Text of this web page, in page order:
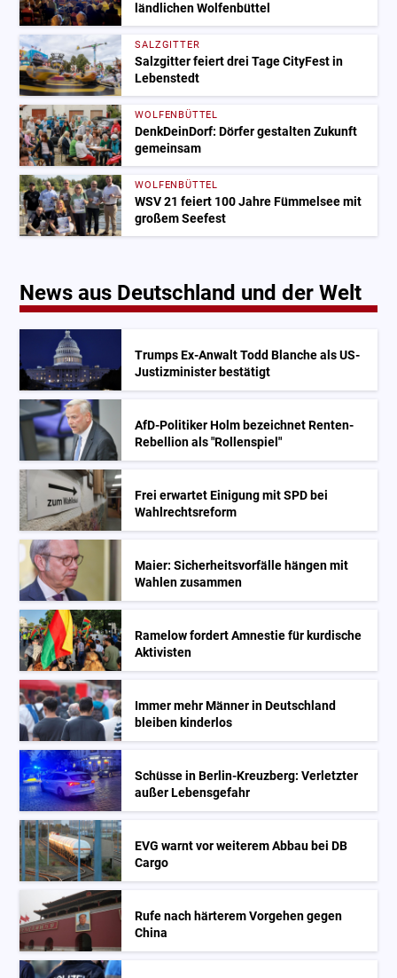
ländlichen Wolfenbüttel
SALZGITTER
Salzgitter feiert drei Tage CityFest in
Lebenstedt
WOLFENBÜTTEL
DenkDeinDorf: Dörfer gestalten Zukunft
gemeinsam
WOLFENBÜTTEL
WSV 21 feiert 100 Jahre Fümmelsee mit
großem Seefest
News aus Deutschland und der Welt
Trumps Ex-Anwalt Todd Blanche als US-
Justizminister bestätigt
AfD-Politiker Holm bezeichnet Renten-
Rebellion als "Rollenspiel"
Frei erwartet Einigung mit SPD bei
Wahlrechtsreform
Maier: Sicherheitsvorfälle hängen mit
Wahlen zusammen
Ramelow fordert Amnestie für kurdische
Aktivisten
Immer mehr Männer in Deutschland
bleiben kinderlos
Schüsse in Berlin-Kreuzberg: Verletzter
außer Lebensgefahr
EVG warnt vor weiterem Abbau bei DB
Cargo
Rufe nach härterem Vorgehen gegen
China